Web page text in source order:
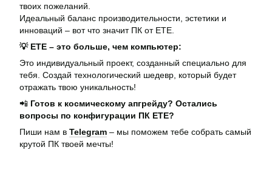
твоих пожеланий.
Идеальный баланс производительности, эстетики и
инноваций – вот что значит ПК от ЕТЕ.
💡 ЕТЕ – это больше, чем компьютер:
Это индивидуальный проект, созданный специально для
тебя. Создай технологический шедевр, который будет
отражать твою уникальность!
📲 Готов к космическому апгрейду? Остались
вопросы по конфигурации ПК ETE?
Пиши нам в Telegram – мы поможем тебе собрать самый
крутой ПК твоей мечты!